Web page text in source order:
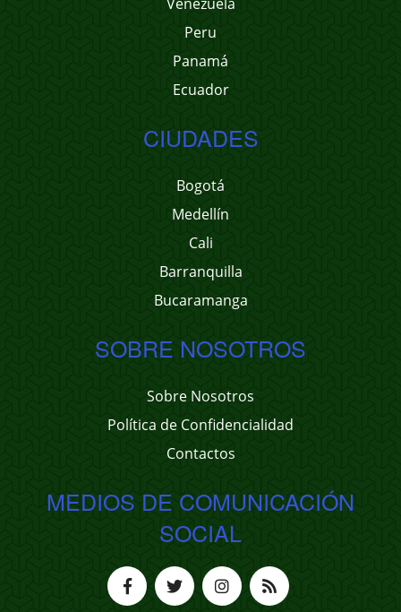
Peru
Panamá
Ecuador
CIUDADES
Bogotá
Medellín
Cali
Barranquilla
Bucaramanga
SOBRE NOSOTROS
Sobre Nosotros
Política de Confidencialidad
Contactos
MEDIOS DE COMUNICACIÓN
SOCIAL